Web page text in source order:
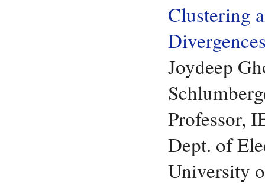
Clustering
Joydeep
Professor,
Dept. of
University